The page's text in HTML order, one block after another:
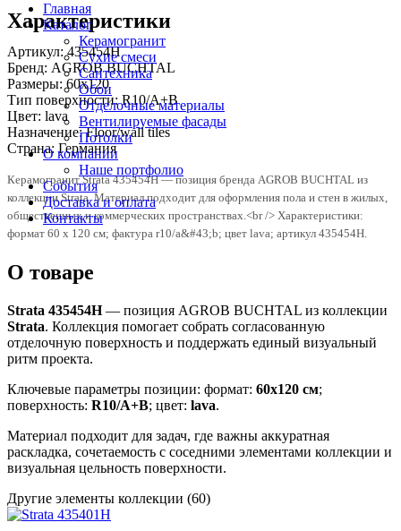
Главная
Каталог
Керамогранит
Сухие смеси
Сантехника
Обои
Отделочные материалы
Вентилируемые фасады
Потолки
О компании
Наше портфолио
События
Доставка и оплата
Контакты
Характеристики
Артикул: 435454H
Бренд: AGROB BUCHTAL
Размеры: 60x120
Тип поверхности: R10/A+B
Цвет: lava
Назначение: Floor/wall tiles
Страна: Германия
Керамогранит Strata 435454H — позиция бренда AGROB BUCHTAL из
коллекции Strata. Материал подходит для оформления пола и стен в жилых,
общественных и коммерческих пространствах.<br /> Характеристики:
формат 60 x 120 см; фактура r10/a&#43;b; цвет lava; артикул 435454H.
О товаре
Strata 435454H— позиция AGROB BUCHTAL из коллекции
Strata. Коллекция помогает собрать согласованную
отделочную поверхность и поддержать единый визуальный
ритм проекта.
Ключевые параметры позиции: формат: 60x120 см;
поверхность: R10/A+B; цвет: lava.
Материал подходит для задач, где важны аккуратная
раскладка, сочетаемость с соседними элементами коллекции и
визуальная цельность поверхности.
Другие элементы коллекции (60)